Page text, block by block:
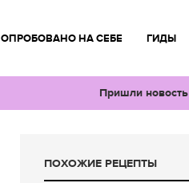
ОПРОБОВАНО НА СЕБЕ ГИДЫ
Пришли новость
ПОХОЖИЕ РЕЦЕПТЫ